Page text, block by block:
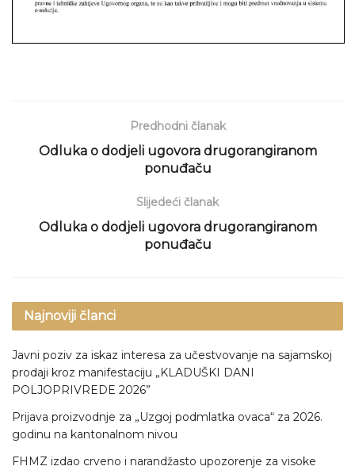
Predhodni članak
Odluka o dodjeli ugovora drugorangiranom
ponuđaču
Slijedeći članak
Odluka o dodjeli ugovora drugorangiranom
ponuđaču
Najnoviji članci
Javni poziv za iskaz interesa za učestvovanje na sajamskoj
prodaji kroz manifestaciju „KLADUŠKI DANI
POLJOPRIVREDE 2026”
Prijava proizvodnje za „Uzgoj podmlatka ovaca“ za 2026.
godinu na kantonalnom nivou
FHMZ izdao crveno i narandžasto upozorenje za visoke